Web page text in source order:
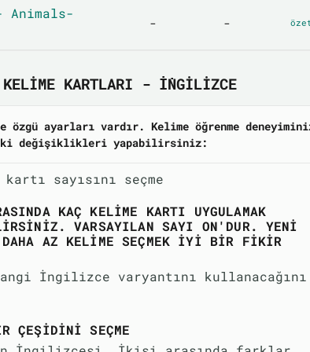
Animals-
- -
KARTLARI - İNGILIZCE
ayarları vardır. Kelime öğrenme
değişiklikleri yapabilirsiniz:
sayısını seçme
KAÇ KELIME KARTI UYGULAMAK
VARSAYILAN SAYI ON'DUR. YENI
DAHA AZ KELIME SEÇMEK IYI BIR FIKIR
İngilizce varyantını kullanacağını
ÇEŞIDINI SEÇME